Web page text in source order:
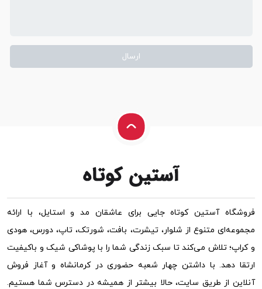
فروشگاه آستین کوتاه جایی برای عاشقان مد و استایل، با ارائه
مجموعه‌ای متنوع از شلوار، تیشرت، بافت، شورتک، تاپ، دورس، هودی
و کراپ؛ تلاش می‌کند تا سبک زندگی شما را با پوشاکی شیک و باکیفیت
ارتقا دهد. با داشتن چهار شعبه حضوری در کرمانشاه و آغاز فروش
آنلاین از طریق سایت، حالا بیشتر از همیشه در دسترس شما هستیم.